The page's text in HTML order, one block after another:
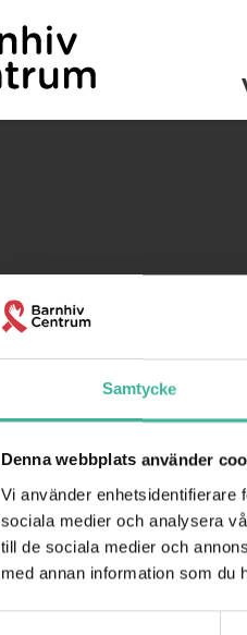
Samtycke
Denna webbplats använder
Vi använder enhetsidentifierare
sociala medier och analysera
till de sociala medier och
med annan information som du